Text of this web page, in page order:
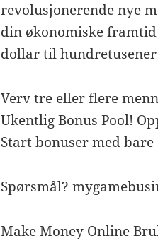
revolusjonerende nye
din økonomiske framtid
dollar til
Verv tre eller flere
Ukentlig Bonus Pool!
Start bonuser med
Spørsmål?
Make Money Online